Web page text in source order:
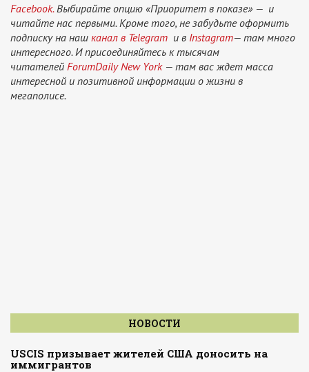
Facebook.Выбирайте опцию «Приоритет в показе» — и
читайте нас первыми. Кроме того, не забудьте оформить
подписку на наш канал в Telegram и в Instagram— там много
интересного. И присоединяйтесь к тысячам
читателей ForumDaily New York— там вас ждет масса
интересной и позитивной информации о жизни в
мегаполисе.
НОВОСТИ
USCIS призывает жителей США доносить на
иммигрантов